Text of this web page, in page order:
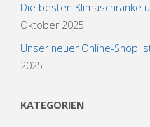
Die besten Klimaschränke
Oktober 2025
Unser neuer Online-Shop
2025
KATEGORIEN